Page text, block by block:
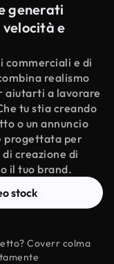
generati
e
commerciali e di
realismo
aiutarti a lavorare
tu stia creando
o un annuncio
progettata per
creazione di
il tuo brand.
stock
Coverr colma